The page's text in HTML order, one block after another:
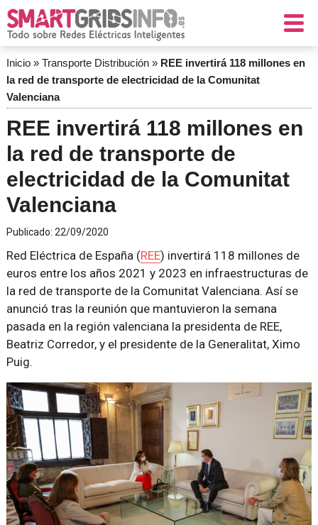
Inicio» Transporte Distribución» REE invertirá 118 millones en
la red de transporte de electricidad de la Comunitat
Valenciana
REE invertirá 118 millones en
la red de transporte de
electricidad de la Comunitat
Valenciana
Publicado: 22/09/2020
Red Eléctrica de España (REE) invertirá 118 millones de
euros entre los años 2021 y 2023 en infraestructuras de
la red de transporte de la Comunitat Valenciana. Así se
anunció tras la reunión que mantuvieron la semana
pasada en la región valenciana la presidenta de REE,
Beatriz Corredor, y el presidente de la Generalitat, Ximo
Puig.